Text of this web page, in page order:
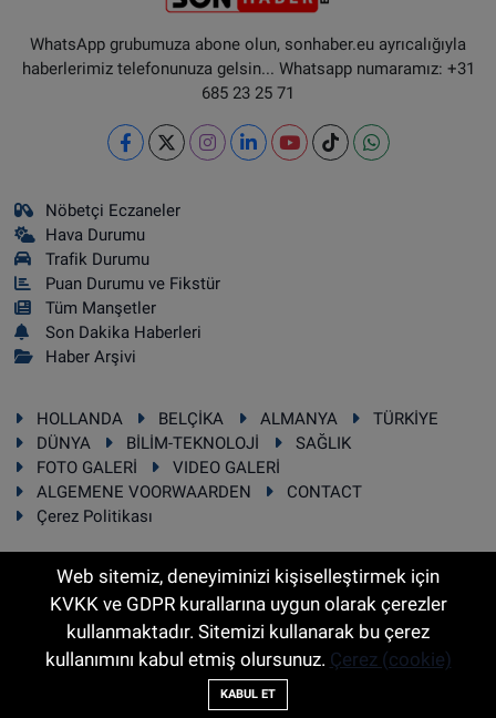
WhatsApp grubumuza abone olun, sonhaber.eu ayrıcalığıyla
haberlerimiz telefonunuza gelsin... Whatsapp numaramız: +31
685 23 25 71
Nöbetçi Eczaneler
Hava Durumu
Trafik Durumu
Puan Durumu ve Fikstür
Tüm Manşetler
Son Dakika Haberleri
Haber Arşivi
HOLLANDA BELÇİKA ALMANYA
TÜRKİYE
DÜNYA
BİLİM-TEKNOLOJİ
SAĞLIK
FOTO GALERİ
VIDEO GALERİ
ALGEMENE VOORWAARDEN
CONTACT
Çerez Politikası
RSS Copyright © 2025 Sonhaber.eu Her hakkı saklıdır.
Haber Yazılımı:TE Bilişim
Web sitemiz, deneyiminizi kişiselleştirmek için
KVKK ve GDPR kurallarına uygun olarak çerezler
kullanmaktadır. Sitemizi kullanarak bu çerez
kullanımını kabul etmiş olursunuz. Çerez (cookie)
KABUL ET